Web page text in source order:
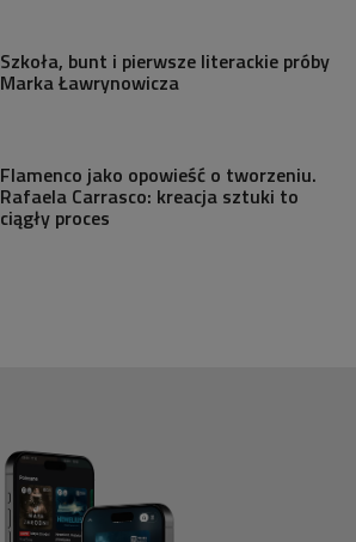
Szkoła, bunt i pierwsze literackie próby
Marka Ławrynowicza
Flamenco jako opowieść o tworzeniu.
Rafaela Carrasco: kreacja sztuki to
ciągły proces